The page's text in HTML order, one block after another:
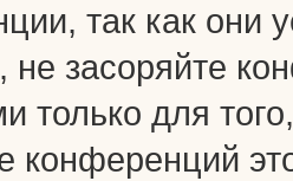
так как они
не засоряйте
только для
конференций